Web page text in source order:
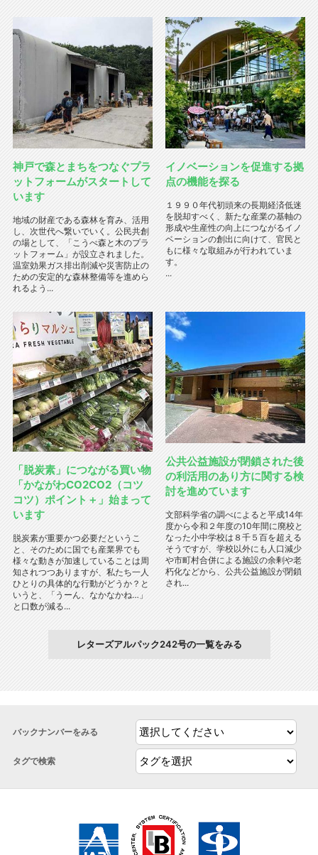
神戸で森とまちをつなぐプラ
ットフォームがスタートして
います
地域の財産である森林を育み、活用
し、次世代へ繋いでいく。公民共創
の場として、「こうべ森と木のプラ
ットフォーム」が設立されました。
温室効果ガス排出削減や災害防止の
ための安定的な森林整備等を進めら
れるよう...
イノベーションを促進する拠
点の機能を探る
１９９０年代初頭来の長期経済低迷
を脱却すべく、新たな産業の基軸の
形成や生産性の向上につながるイノ
ベーションの創出に向けて、官民と
もに様々な取組みが行われていま
す。
...
「脱炭素」につながる買い物
「かながわCO2CO2（コツ
コツ）ポイント＋」始まって
います
脱炭素が重要かつ必要だというこ
と、そのために国でも産業界でも
様々な動きが加速していることは周
知されつつありますが、私たち一人
ひとりの具体的な行動がどうか？と
いうと、「うーん、なかなかね…」
と口数が減る...
公共公益施設が閉鎖された後
の利活用のあり方に関する検
討を進めています
文部科学省の調べによると平成14年
度から令和２年度の10年間に廃校と
なった小中学校は８千５百を超える
そうですが、学校以外にも人口減少
や市町村合併による施設の余剰や老
朽化などから、公共公益施設が閉鎖
され...
レターズアルパック242号の一覧をみる
バックナンバーをみる
タグで検索